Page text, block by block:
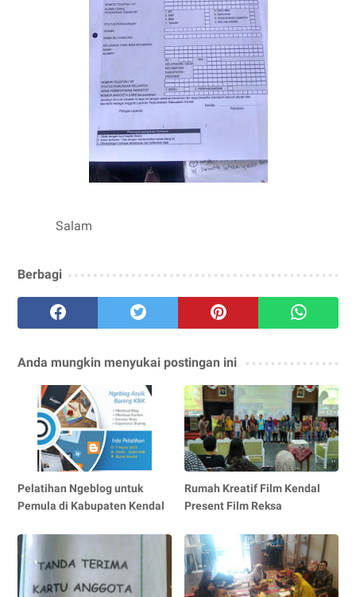
Salam
Berbagi
Anda mungkin menyukai postingan ini
Pelatihan Ngeblog untuk
Pemula di Kabupaten Kendal
Rumah Kreatif Film Kendal
Present Film Reksa